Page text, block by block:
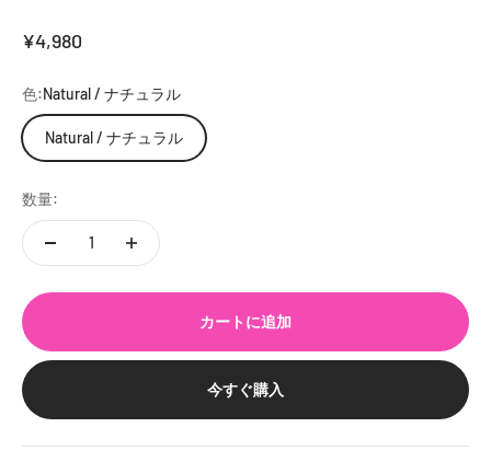
セール価格
¥4,980
色:Natural / ナチュラル
Natural / ナチュラル
数量:
カートに追加
今すぐ購入